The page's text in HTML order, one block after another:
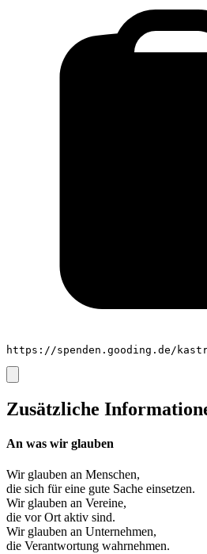
https://spenden.gooding.de/
Zusätzliche
An was wir glauben
Wir glauben an Menschen,
die sich für eine gute Sache einsetzen.
Wir glauben an Vereine,
die vor Ort aktiv sind.
Wir glauben an Unternehmen,
die Verantwortung wahrnehmen.